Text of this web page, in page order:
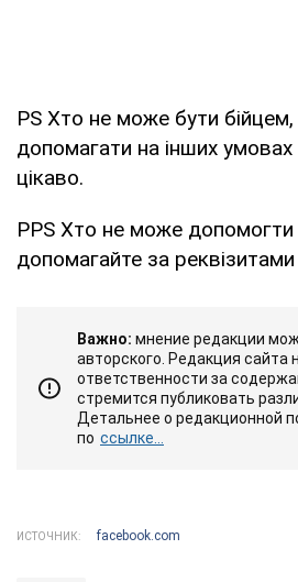
PS Хто не може бути
допомагати на інших
цікаво.
PPS Хто не може допомогти
допомагайте за
Важно: мнение редакции
авторского. Редакция сайта
ответственности за
стремится публиковать
Детальнее о редакционной
по ссылке...
ИСТОЧНИК: facebook.com